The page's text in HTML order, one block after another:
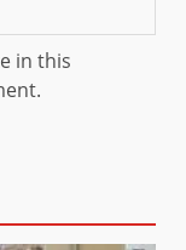
in this